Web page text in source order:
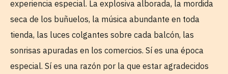
experiencia especial. La explosiva alborada, la mordida
seca de los buñuelos, la música abundante en toda
tienda, las luces colgantes sobre cada balcón, las
sonrisas apuradas en los comercios. Sí es una época
especial. Sí es una razón por la que estar agradecidos